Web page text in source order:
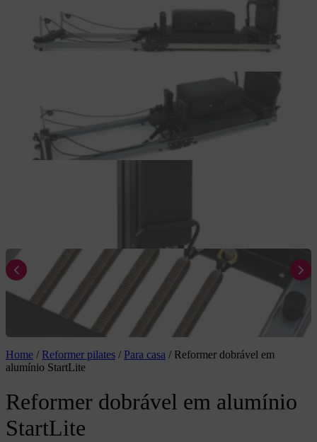
Home / Reformer pilates / Para casa / Reformer dobrável em
alumínio StartLite
Reformer dobrável em alumínio
StartLite